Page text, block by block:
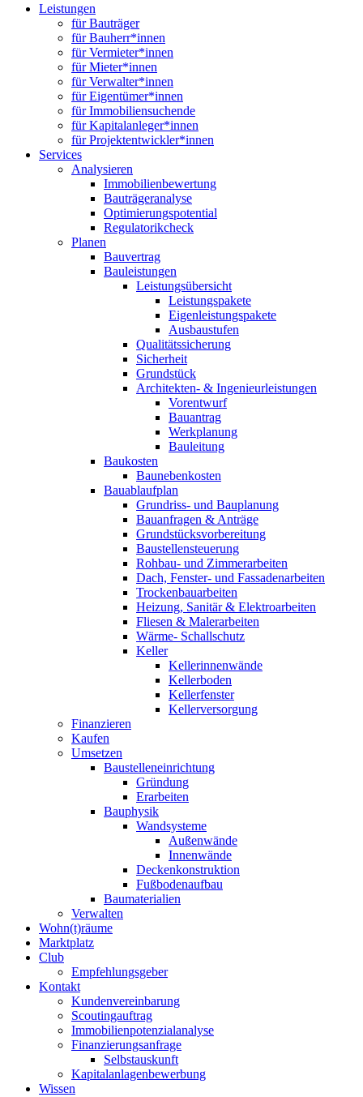
Close
Leistungen
für Bauträger
für Bauherr*innen
für Vermieter*innen
für Mieter*innen
für Verwalter*innen
für Eigentümer*innen
für Immobiliensuchende
für Kapitalanleger*innen
für Projektentwickler*innen
Services
Analysieren
Immobilienbewertung
Bauträgeranalyse
Optimierungspotential
Regulatorikcheck
Planen
Bauvertrag
Bauleistungen
Leistungsübersicht
Leistungspakete
Eigenleistungspakete
Ausbaustufen
Qualitätssicherung
Sicherheit
Grundstück
Architekten- & Ingenieurleistungen
Vorentwurf
Bauantrag
Werkplanung
Bauleitung
Baukosten
Baunebenkosten
Bauablaufplan
Grundriss- und Bauplanung
Bauanfragen & Anträge
Grundstücksvorbereitung
Baustellensteuerung
Rohbau- und Zimmerarbeiten
Dach, Fenster- und Fassadenarbeiten
Trockenbauarbeiten
Heizung, Sanitär & Elektroarbeiten
Fliesen & Malerarbeiten
Wärme- Schallschutz
Keller
Kellerinnenwände
Kellerboden
Kellerfenster
Kellerversorgung
Finanzieren
Kaufen
Umsetzen
Baustelleneinrichtung
Gründung
Erarbeiten
Bauphysik
Wandsysteme
Außenwände
Innenwände
Deckenkonstruktion
Fußbodenaufbau
Baumaterialien
Verwalten
Wohn(t)räume
Marktplatz
Club
Empfehlungsgeber
Kontakt
Kundenvereinbarung
Scoutingauftrag
Immobilienpotenzialanalyse
Finanzierungsanfrage
Selbstauskunft
Kapitalanlagenbewerbung
Wissen